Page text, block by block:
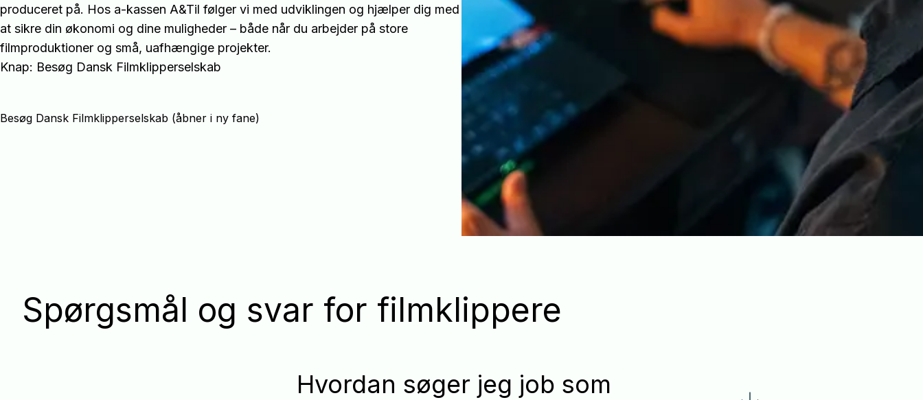
produceret på. Hos a-kassen A&Til følger vi med udviklingen og hjælper dig med
at sikre din økonomi og dine muligheder – både når du arbejder på store
filmproduktioner og små, uafhængige projekter.
Knap: Besøg Dansk Filmklipperselskab
Besøg Dansk Filmklipperselskab (åbner i ny fane)
Spørgsmål og svar for filmklippere
Hvordan søger jeg job som